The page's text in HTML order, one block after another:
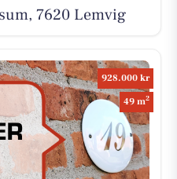
7620 Lemvig
928.000 kr
49 m2